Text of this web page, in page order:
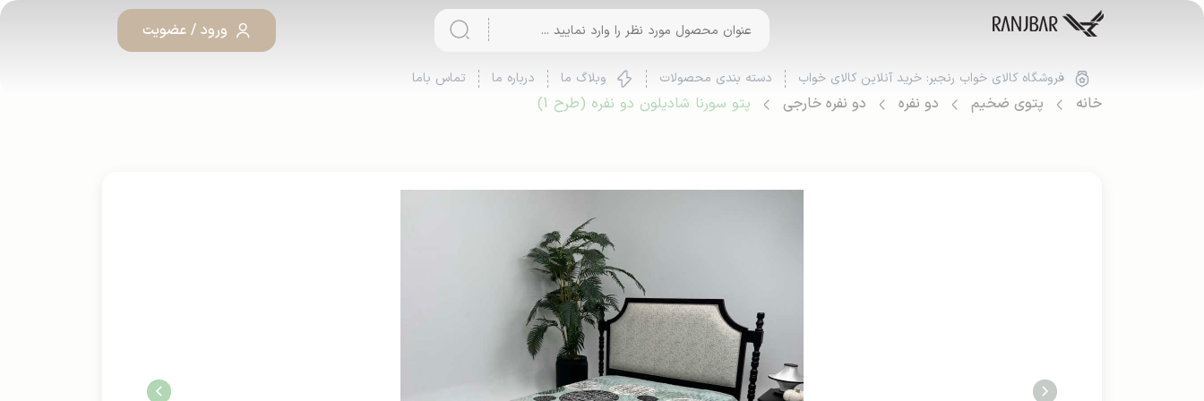
ورود / عضویت
فروشگاه کالای خواب رنجبر: خرید آنلاین کالای خواب دسته بندی محصولات وبلاگ ما درباره ما تماس باما
خانه پتوی ضخیم دو نفره دو نفره خارجی پتو سورنا شادیلون دو نفره (طرح 1)